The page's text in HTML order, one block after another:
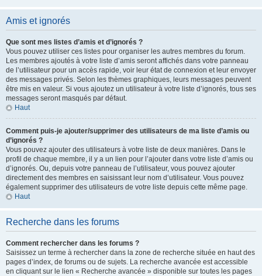
Amis et ignorés
Que sont mes listes d’amis et d’ignorés ?
Vous pouvez utiliser ces listes pour organiser les autres membres du forum.
Les membres ajoutés à votre liste d’amis seront affichés dans votre panneau
de l’utilisateur pour un accès rapide, voir leur état de connexion et leur envoyer
des messages privés. Selon les thèmes graphiques, leurs messages peuvent
être mis en valeur. Si vous ajoutez un utilisateur à votre liste d’ignorés, tous ses
messages seront masqués par défaut.
Haut
Comment puis-je ajouter/supprimer des utilisateurs de ma liste d’amis ou
d’ignorés ?
Vous pouvez ajouter des utilisateurs à votre liste de deux manières. Dans le
profil de chaque membre, il y a un lien pour l’ajouter dans votre liste d’amis ou
d’ignorés. Ou, depuis votre panneau de l’utilisateur, vous pouvez ajouter
directement des membres en saisissant leur nom d’utilisateur. Vous pouvez
également supprimer des utilisateurs de votre liste depuis cette même page.
Haut
Recherche dans les forums
Comment rechercher dans les forums ?
Saisissez un terme à rechercher dans la zone de recherche située en haut des
pages d’index, de forums ou de sujets. La recherche avancée est accessible
en cliquant sur le lien « Recherche avancée » disponible sur toutes les pages